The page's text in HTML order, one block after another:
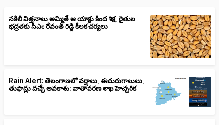
నకిలీ విత్తనాలు అమ్మితే ఆ యాక్టు కింద శిక్ష, రైతుల
భద్రతకు సీఎం రేవంత్ రెడ్డి కీలక చర్యలు
Rain Alert: తెలంగాణలో వర్షాలు, ఈదురుగాలులు,
తుఫాన్లు వచ్చే అవకాశం: వాతావరణ శాఖ హెచ్చరిక